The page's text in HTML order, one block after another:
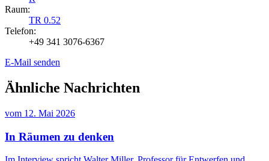
Raum:
TR 0.52
Telefon:
+49 341 3076-6367
E-Mail senden
Ähnliche Nachrichten
vom 12. Mai 2026
In Räumen zu denken